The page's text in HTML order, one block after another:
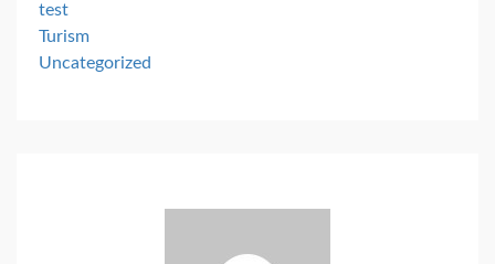
test
Turism
Uncategorized